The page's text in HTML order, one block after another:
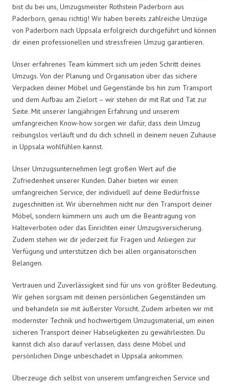
bist du bei uns, Umzugsmeister Rothstein Paderborn aus
Paderborn, genau richtig! Wir haben bereits zahlreiche Umzüge
von Paderborn nach Uppsala erfolgreich durchgeführt und können
dir einen professionellen und stressfreien Umzug garantieren.
Unser erfahrenes Team kümmert sich um jeden Schritt deines
Umzugs. Von der Planung und Organisation über das sichere
Verpacken deiner Möbel und Gegenstände bis hin zum Transport
und dem Aufbau am Zielort – wir stehen dir mit Rat und Tat zur
Seite. Mit unserer langjährigen Erfahrung und unserem
umfangreichen Know-how sorgen wir dafür, dass dein Umzug
reibungslos verläuft und du dich schnell in deinem neuen Zuhause
in Uppsala wohlfühlen kannst.
Unser Umzugsunternehmen legt großen Wert auf die
Zufriedenheit unserer Kunden. Daher bieten wir einen
umfangreichen Service, der individuell auf deine Bedürfnisse
zugeschnitten ist. Wir übernehmen nicht nur den Transport deiner
Möbel, sondern kümmern uns auch um die Beantragung von
Halteverboten oder das Einrichten einer Umzugsversicherung.
Zudem stehen wir dir jederzeit für Fragen und Anliegen zur
Verfügung und unterstützen dich bei allen organisatorischen
Belangen.
Vertrauen und Zuverlässigkeit sind für uns von größter Bedeutung.
Wir gehen sorgsam mit deinen persönlichen Gegenständen um
und behandeln sie mit äußerster Vorsicht. Zudem arbeiten wir mit
modernster Technik und hochwertigem Umzugsmaterial, um einen
sicheren Transport deiner Habseligkeiten zu gewährleisten. Du
kannst dich also darauf verlassen, dass deine Möbel und
persönlichen Dinge unbeschadet in Uppsala ankommen.
Überzeuge dich selbst von unserem umfangreichen Service und